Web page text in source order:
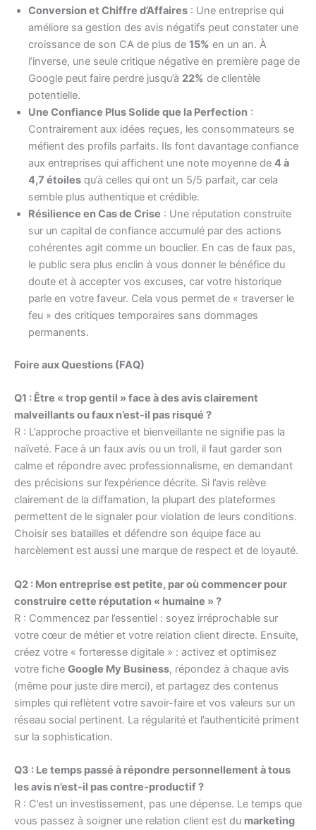
Conversion et Chiffre d’Affaires : Une entreprise qui
améliore sa gestion des avis négatifs peut constater une
croissance de son CA de plus de 15% en un an. À
l’inverse, une seule critique négative en première page de
Google peut faire perdre jusqu’à 22% de clientèle
potentielle.
Une Confiance Plus Solide que la Perfection :
Contrairement aux idées reçues, les consommateurs se
méfient des profils parfaits. Ils font davantage confiance
aux entreprises qui affichent une note moyenne de 4 à
4,7 étoiles qu’à celles qui ont un 5/5 parfait, car cela
semble plus authentique et crédible.
Résilience en Cas de Crise : Une réputation construite
sur un capital de confiance accumulé par des actions
cohérentes agit comme un bouclier. En cas de faux pas,
le public sera plus enclin à vous donner le bénéfice du
doute et à accepter vos excuses, car votre historique
parle en votre faveur. Cela vous permet de « traverser le
feu » des critiques temporaires sans dommages
permanents.
Foire aux Questions (FAQ)
Q1 : Être « trop gentil » face à des avis clairement
malveillants ou faux n’est-il pas risqué ?
R : L’approche proactive et bienveillante ne signifie pas la
naïveté. Face à un faux avis ou un troll, il faut garder son
calme et répondre avec professionnalisme, en demandant
des précisions sur l’expérience décrite. Si l’avis relève
clairement de la diffamation, la plupart des plateformes
permettent de le signaler pour violation de leurs conditions.
Choisir ses batailles et défendre son équipe face au
harcèlement est aussi une marque de respect et de loyauté.
Q2 : Mon entreprise est petite, par où commencer pour
construire cette réputation « humaine » ?
R : Commencez par l’essentiel : soyez irréprochable sur
votre cœur de métier et votre relation client directe. Ensuite,
créez votre « forteresse digitale » : activez et optimisez
votre fiche Google My Business, répondez à chaque avis
(même pour juste dire merci), et partagez des contenus
simples qui reflètent votre savoir-faire et vos valeurs sur un
réseau social pertinent. La régularité et l’authenticité priment
sur la sophistication.
Q3 : Le temps passé à répondre personnellement à tous
les avis n’est-il pas contre-productif ?
R : C’est un investissement, pas une dépense. Le temps que
vous passez à soigner une relation client est du marketing